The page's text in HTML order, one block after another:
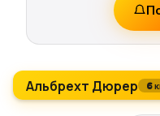
Альбрехт Дюрер 6